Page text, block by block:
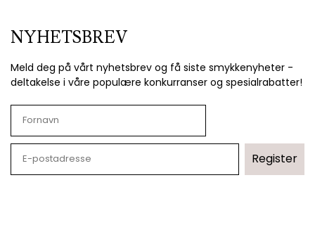
NYHETSBREV
Meld deg på vårt nyhetsbrev og få siste smykkenyheter -
deltakelse i våre populære konkurranser og spesialrabatter!
Register